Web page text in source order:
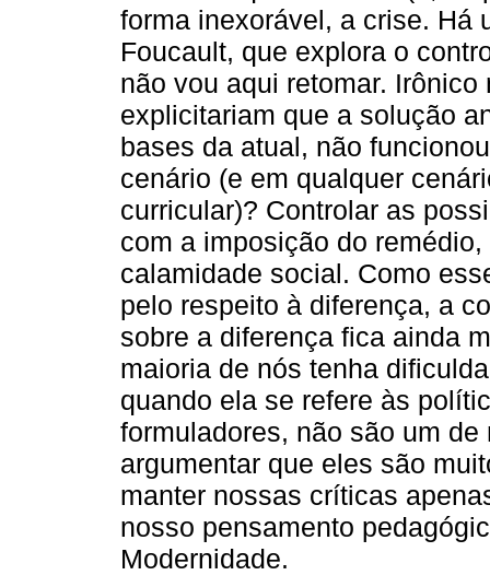
forma inexorável, a crise. Há
Foucault, que explora o
não vou aqui retomar.
explicitariam que a solução
bases da atual, não
cenário (e em qualquer
curricular)? Controlar as
com a imposição do
calamidade social. Como
pelo respeito à diferença, a
sobre a diferença fica ainda
maioria de nós tenha
quando ela se refere às
formuladores, não são um
argumentar que eles são
manter nossas críticas
nosso pensamento
Modernidade.